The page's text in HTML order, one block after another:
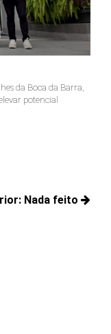
da Boca da Barra,
potencial
Nada feito